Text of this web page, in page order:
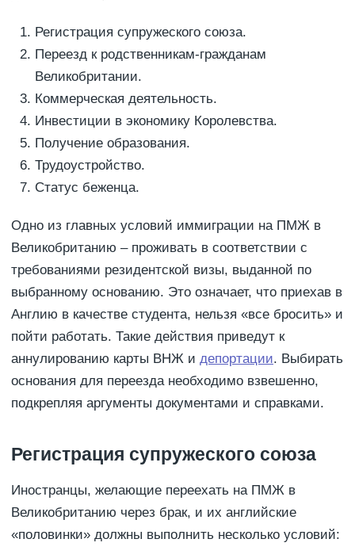
Регистрация супружеского союза.
Переезд к родственникам-гражданам
Великобритании.
Коммерческая деятельность.
Инвестиции в экономику Королевства.
Получение образования.
Трудоустройство.
Статус беженца.
Одно из главных условий иммиграции на ПМЖ в
Великобританию – проживать в соответствии с
требованиями резидентской визы, выданной по
выбранному основанию. Это означает, что приехав в
Англию в качестве студента, нельзя «все бросить» и
пойти работать. Такие действия приведут к
аннулированию карты ВНЖ и депортации. Выбирать
основания для переезда необходимо взвешенно,
подкрепляя аргументы документами и справками.
Регистрация супружеского союза
Иностранцы, желающие переехать на ПМЖ в
Великобританию через брак, и их английские
«половинки» должны выполнить несколько условий: